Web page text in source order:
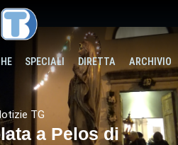
SPECIALI DIRETTA ARCHIVIO
TG
a Pelos di